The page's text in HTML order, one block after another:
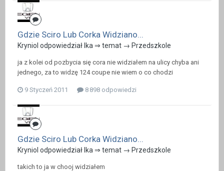
Gdzie Sciro Lub Corka Widziano...
Kryniol odpowiedział Ika ⇒ temat → Przedszkole
ja z kolei od pozbycia się cora nie widziałem na ulicy chyba ani
jednego, za to widzę 124 coupe nie wiem o co chodzi
9 Styczeń 2011 8 898 odpowiedzi
Gdzie Sciro Lub Corka Widziano...
Kryniol odpowiedział Ika ⇒ temat → Przedszkole
takich to ja w chooj widziałem